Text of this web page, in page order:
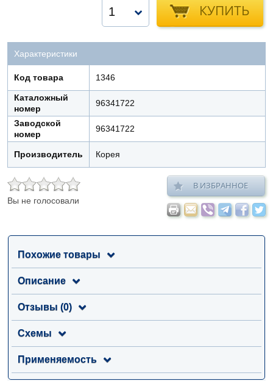
КУПИТЬ
1
Характеристики
Код товара 1346
Каталожный
номер
96341722
Заводской
номер
96341722
Производитель Корея
Вы не голосовали
В ИЗБРАННОЕ
Похожие товары
Описание
Отзывы (0)
Схемы
Применяемость